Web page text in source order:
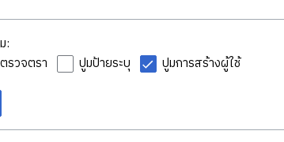
:
รวจตรา
ปูมป้ายระบุ ปูมการสร้างผู้ใช้